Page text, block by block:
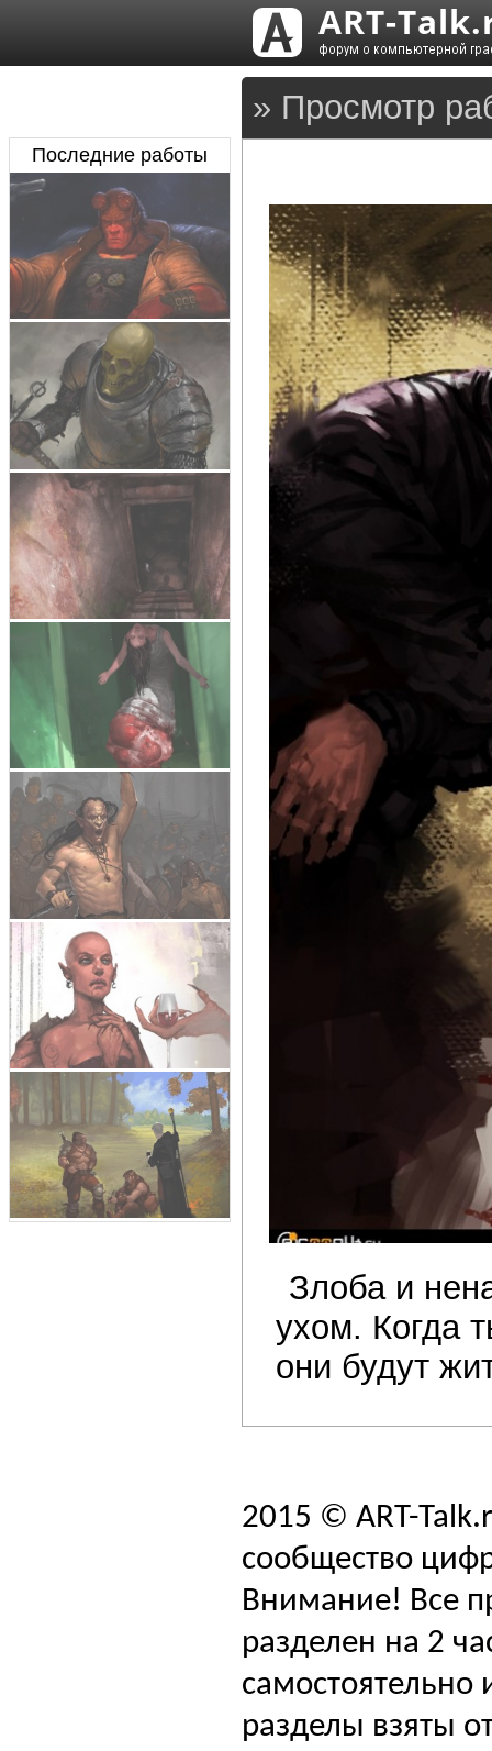
» Просмотр
Злоба и
ухом. Когда
они будут
Последние работы
2015 © ART-
сообщество
Внимание! Все
разделен на 2
самостоятельно
разделы взяты